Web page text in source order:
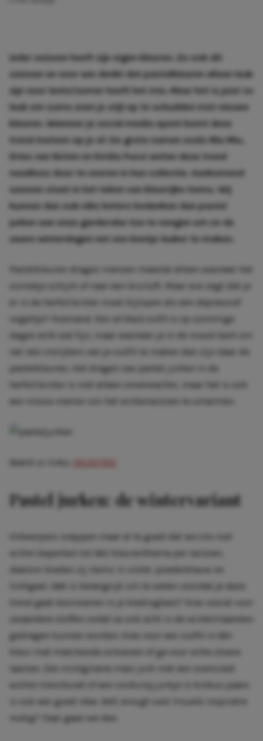
Ieder seizoen heeft zijn eigen kleuren. Zo ook dit
seizoen en voor wie denkt dat pastelkleuren alleen leuk
zijn voor lente/zomer heeft het mis. Maar het is juist zo
leuk om soms even je stijl op te schudden met nieuwe
kleuren. Wanneer je social media opent komt deze
trend meteen op je af. De grote namen zoals Miu Miu,
Dries van Noten en Emilio Pucci weten deze trend
naadloos door te voeren in hun collectie. Aankomend
seizoen staat in het teken van kleurrijke items. Wij
kunnen dan ook niks beters bedenken dan pastel
jurken aan onze garderobe toe te voegen om zo de
zware winterdagen net een beetje leuker te maken.
Pastelkleuren dragen mensen meestal alleen wanneer het
zonnetje schijnt of naar een bruiloft. Maar wie zegt dat je
er in de herfst/winter moet bijlopen als een depressief
vogeltje? Niemand. Een
all black outfit
is op sommige
dagen echt wel fijn, maar wanneer je in de mood bent om
net iets vrolijkers van je outfit te maken dan zijn daar de
pastelkleuren. Het dragen van pastel jurken in de
herfst/winter is niet alleen onverwachts, maar het is ook
een mooie manier om het winterseizoen te omarmen.
Beeld cc links: SELECTED
Pastel jurken: de wintervariant
Ontwerpers snappen maar al te goed dat we ons niet
willen beperken tot één kleurenthema per seizoen,
daarom bieden zij items in violet, poederblauw en
lichtgeel. Wat is belangrijk om te weten voordat je deze
trend gaat doorvoeren in je kledingkast? Kies vooral voor
zwaardere stoffen zodat ze ook echt in de wintermaanden
gedragen kunnen worden. Kies voor een outfit in één
kleur met matchende schoenen of ga voor witte stoere
laarzen. Een mintgroene maxi jurk met een oversized
wollen trenchcoat of een corduroy jurkje in krokus paars
is ook een goed idee.
Well, enough said.
Visuele inspiratie
nodig? Daar gaan we dan.